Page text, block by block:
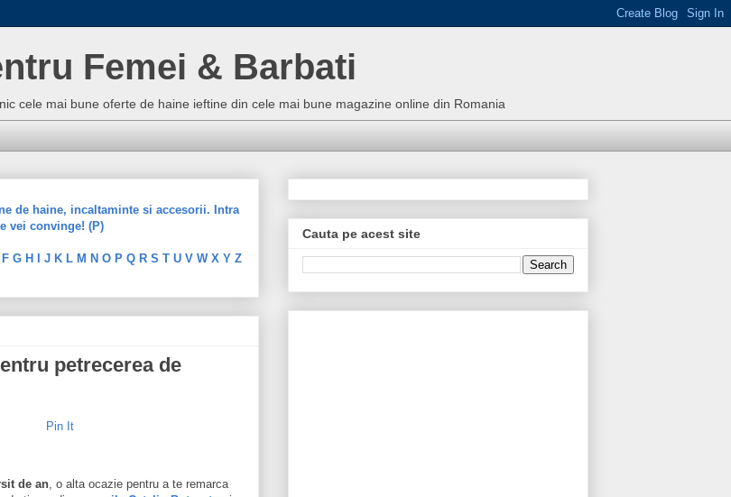
Femei & Barbati
cele mai bune oferte de haine ieftine din cele mai bune magazine online din Romania
de haine, incaltaminte si accesorii. Intra
vei convinge! (P)
G H I J K L M N O P Q R S T U V W X Y Z
petrecerea de
Pin It
de an , o alta ocazie pentru a te remarca
Cauta pe acest site